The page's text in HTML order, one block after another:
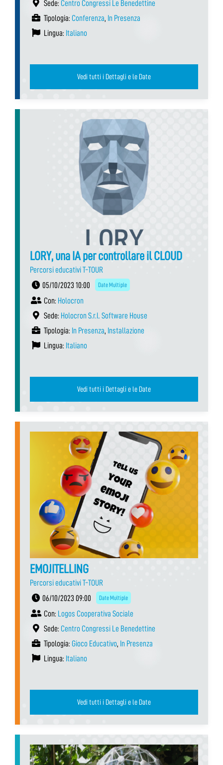
Sede: Centro Congressi Le Benedettine
Tipologia: Conferenza, In Presenza
Lingua: Italiano
Vedi tutti i Dettagli e le Date
LORY, una IA per controllare il CLOUD
Percorsi educativi T-TOUR
05/10/2023 10:00
Date Multiple
Con: Holocron
Sede: Holocron S.r.l. Software House
Tipologia: In Presenza, Installazione
Lingua: Italiano
Vedi tutti i Dettagli e le Date
EMOJITELLING
Percorsi educativi T-TOUR
06/10/2023 09:00
Date Multiple
Con: Logos Cooperativa Sociale
Sede: Centro Congressi Le Benedettine
Tipologia: Gioco Educativo, In Presenza
Lingua: Italiano
Vedi tutti i Dettagli e le Date